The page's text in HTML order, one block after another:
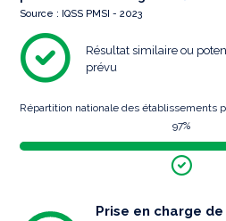
Source : IQSS PMSI - 2023
Résultat similaire ou
prévu
Répartition nationale des établissements
97%
Prise en charge